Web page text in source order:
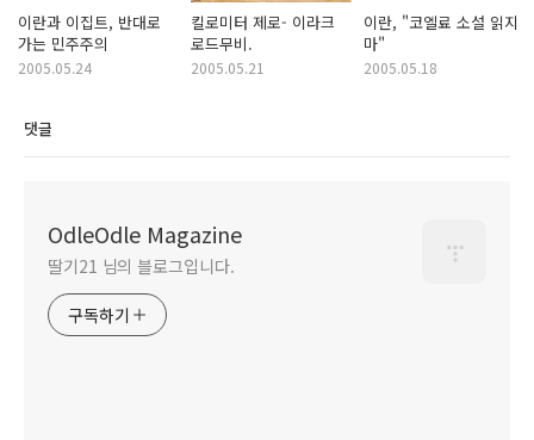
이란과 이집트, 반대로
가는 민주주의
2005.05.24
킬로미터 제로- 이라크
로드무비.
2005.05.21
이란, "코엘료 소설 읽지
마"
2005.05.18
댓글
OdleOdle Magazine
딸기21 님의 블로그입니다.
구독하기